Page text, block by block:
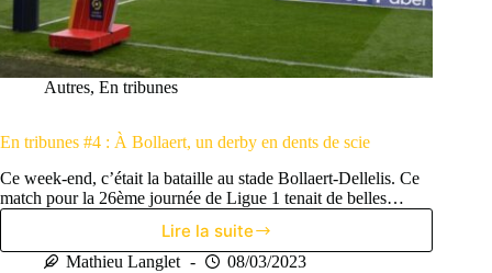
Autres, En tribunes
En tribunes #4 : À Bollaert, un derby en dents de scie
Ce week-end, c’était la bataille au stade Bollaert-Dellelis. Ce
match pour la 26ème journée de Ligue 1 tenait de belles…
Lire la suite
En
tribunes
Mathieu Langlet 08/03/2023